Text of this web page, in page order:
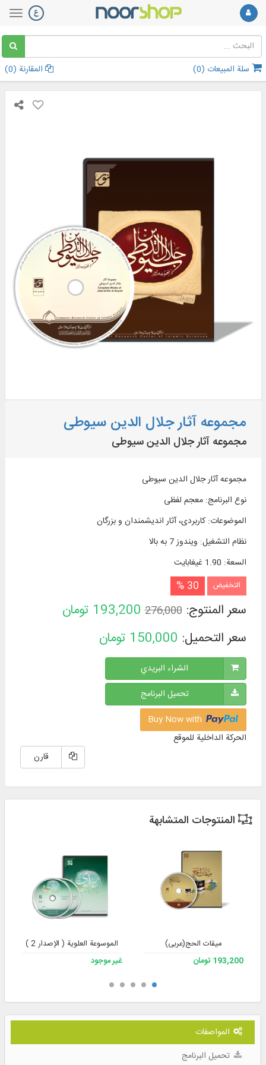
سلة المبيعات (0
) المقارنة (0
)
مجموعه آثار جلال الدین سیوطی
مجموعه آثار جلال الدین سیوطی
مجموعه آثار جلال الدین سیوطی
نوع البرنامج:معجم لفظی
الموضوعات:کاربردی، آثار اندیشمندان و بزرگان
نظام التشغیل: ویندوز 7 به بالا
السعة: 1.90 غيغابايت
التخفيض 30 %
سعر المنتوج:276,000
193,200 تومان
سعر التحميل: 150,000 تومان
الشراء البريدي
تحميل البرنامج
الحركة الداخلية للموقع
قارن
المنتوجات المتشابهة
میقات الحج(عربی)
193,200 تومان
الموسوعة العلوية ( الإصدار 2 )
غير موجود
المواصفات
تحميل البرنامج